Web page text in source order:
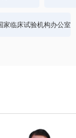
家临床试验机构办公室